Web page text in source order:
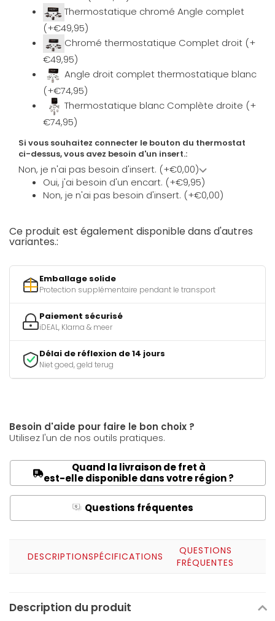
Thermostatique chromé Angle complet
(+€49,95)
Chromé thermostatique Complet droit (+
€49,95)
Angle droit complet thermostatique blanc
(+€74,95)
Thermostatique blanc Complète droite (+
€74,95)
Si vous souhaitez connecter le bouton du thermostat
ci-dessus, vous avez besoin d'un insert.:
Non, je n'ai pas besoin d'insert. (+€0,00)
Oui, j'ai besoin d'un encart. (+€9,95)
Non, je n'ai pas besoin d'insert. (+€0,00)
Ce produit est également disponible dans d'autres
variantes.:
Emballage solide
Protection supplémentaire pendant le transport
Paiement sécurisé
iDEAL, Klarna & meer
Délai de réflexion de 14 jours
Niet goed, geld terug
Besoin d'aide pour faire le bon choix ?
Utilisez l'un de nos outils pratiques.
Quand la livraison de fret à
est-elle disponible dans votre région ?
Q Questions fréquentes
DESCRIPTIONSPÉCIFICATIONS
QUESTIONS
FRÉQUENTES
Description du produit